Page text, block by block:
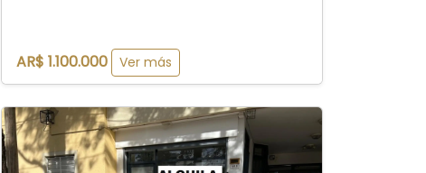
AR$ 1.100.000 Ver más